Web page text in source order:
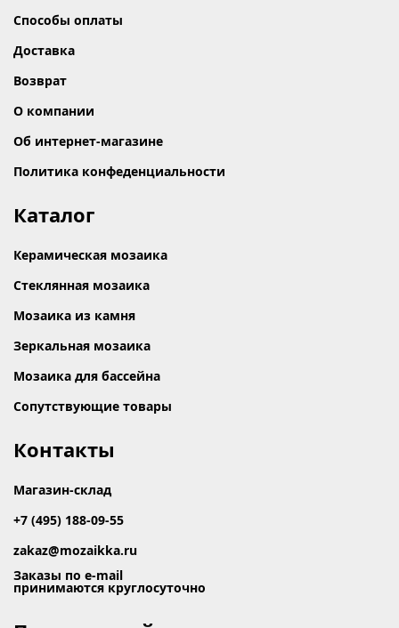
Способы оплаты
Доставка
Возврат
О компании
Об интернет-магазине
Политика конфеденциальности
Каталог
Керамическая мозаика
Стеклянная мозаика
Мозаика из камня
Зеркальная мозаика
Мозаика для бассейна
Сопутствующие товары
Контакты
Магазин-склад
+7 (495) 188-09-55
zakaz@mozaikka.ru
Заказы по e-mail
принимаются круглосуточно